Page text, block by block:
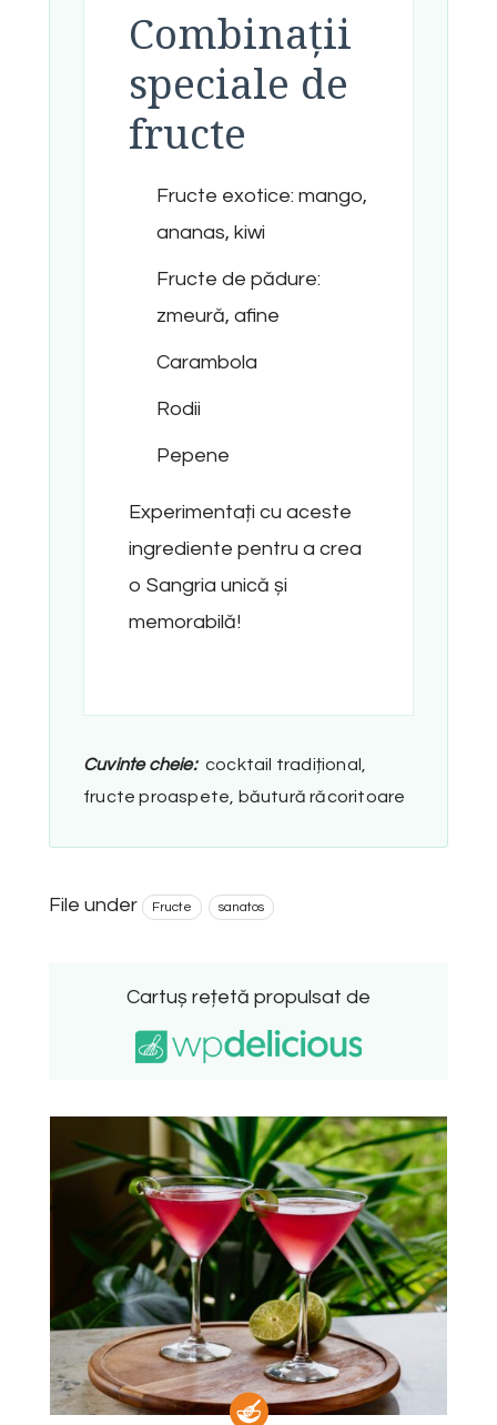
Combinații
speciale de
fructe
Fructe exotice: mango,
ananas, kiwi
Fructe de pădure:
zmeură, afine
Carambola
Rodii
Pepene
Experimentați cu aceste
ingrediente pentru a crea
o Sangria unică și
memorabilă!
Cuvinte cheie: cocktail tradițional,
fructe proaspete, băutură răcoritoare
File under Fructe sanatos
Cartuș rețetă propulsat de